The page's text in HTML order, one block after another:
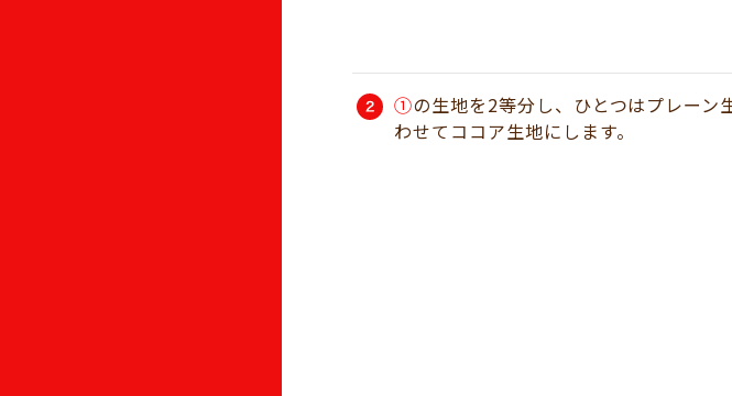
①の生地を2等分し、ひとつはプレー
わせてココア生地にします。